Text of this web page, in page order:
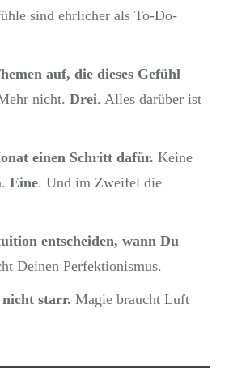
sind ehrlicher als To-Do-
auf, die dieses Gefühl
nicht. Drei. Alles darüber ist
einen Schritt dafür. Keine
Eine. Und im Zweifel die
entscheiden, wann Du
Deinen Perfektionismus.
starr. Magie braucht Luft